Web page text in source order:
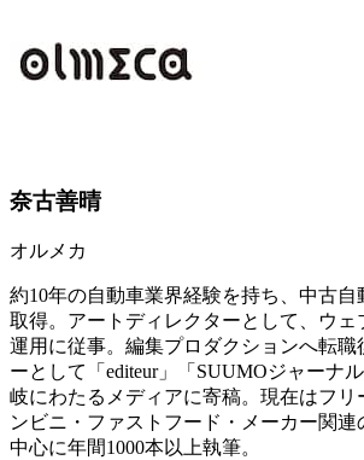
奈古善晴
オルメカ
約10年の自動車業界経験を持ち、中古自
取得。アートディレクターとして、ウェ
運用に従事。編集プロダクションへ転職
ーとして「editeur」「SUUMOジャーナ
岐にわたるメディアに寄稿。現在はフリ
ンビニ・ファストフード・メーカー関連
中心に年間1000本以上執筆。